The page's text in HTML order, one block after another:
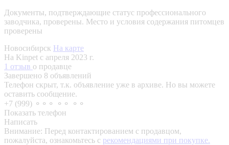
Документы, подтверждающие статус профессионального
заводчика, проверены. Место и условия содержания питомцев
проверены
Новосибирск На карте
На Kinpet c апреля 2023 г.
1 отзыв о продавце
Завершено 8 объявлений
Телефон скрыт, т.к. объявление уже в архиве. Но вы можете
оставить сообщение.
+7 (999) ⚬⚬⚬ ⚬⚬ ⚬⚬
Показать телефон
Написать
Внимание: Перед контактированием с продавцом,
пожалуйста, ознакомьтесь с рекомендациями при покупке.